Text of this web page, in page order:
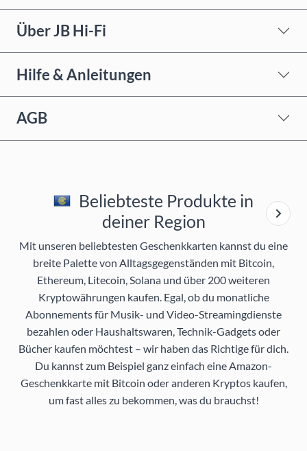
Über JB Hi-Fi
Hilfe & Anleitungen
AGB
Beliebteste Produkte in
deiner Region
Mit unseren beliebtesten Geschenkkarten kannst du eine
breite Palette von Alltagsgegenständen mit Bitcoin,
Ethereum, Litecoin, Solana und über 200 weiteren
Kryptowährungen kaufen. Egal, ob du monatliche
Abonnements für Musik- und Video-Streamingdienste
bezahlen oder Haushaltswaren, Technik-Gadgets oder
Bücher kaufen möchtest – wir haben das Richtige für dich.
Du kannst zum Beispiel ganz einfach eine Amazon-
Geschenkkarte mit Bitcoin oder anderen Kryptos kaufen,
um fast alles zu bekommen, was du brauchst!